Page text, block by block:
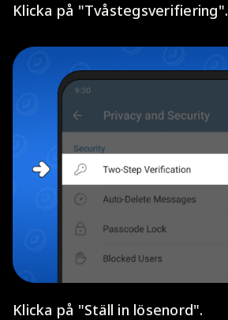
Klicka på "Tvåstegsverifiering".
Klicka på "Ställ in lösenord".